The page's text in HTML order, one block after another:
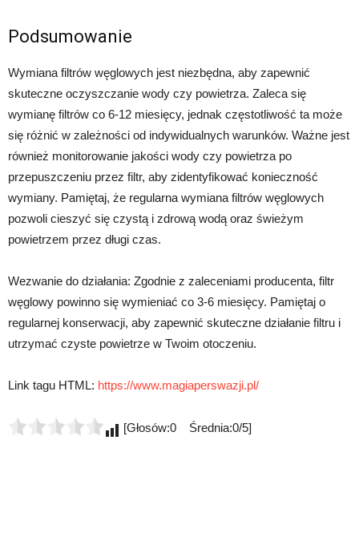
Podsumowanie
Wymiana filtrów węglowych jest niezbędna, aby zapewnić
skuteczne oczyszczanie wody czy powietrza. Zaleca się
wymianę filtrów co 6-12 miesięcy, jednak częstotliwość ta może
się różnić w zależności od indywidualnych warunków. Ważne jest
również monitorowanie jakości wody czy powietrza po
przepuszczeniu przez filtr, aby zidentyfikować konieczność
wymiany. Pamiętaj, że regularna wymiana filtrów węglowych
pozwoli cieszyć się czystą i zdrową wodą oraz świeżym
powietrzem przez długi czas.
Wezwanie do działania: Zgodnie z zaleceniami producenta, filtr
węglowy powinno się wymieniać co 3-6 miesięcy. Pamiętaj o
regularnej konserwacji, aby zapewnić skuteczne działanie filtru i
utrzymać czyste powietrze w Twoim otoczeniu.
Link tagu HTML: https://www.magiaperswazji.pl/
[Głosów:0 Średnia:0/5]